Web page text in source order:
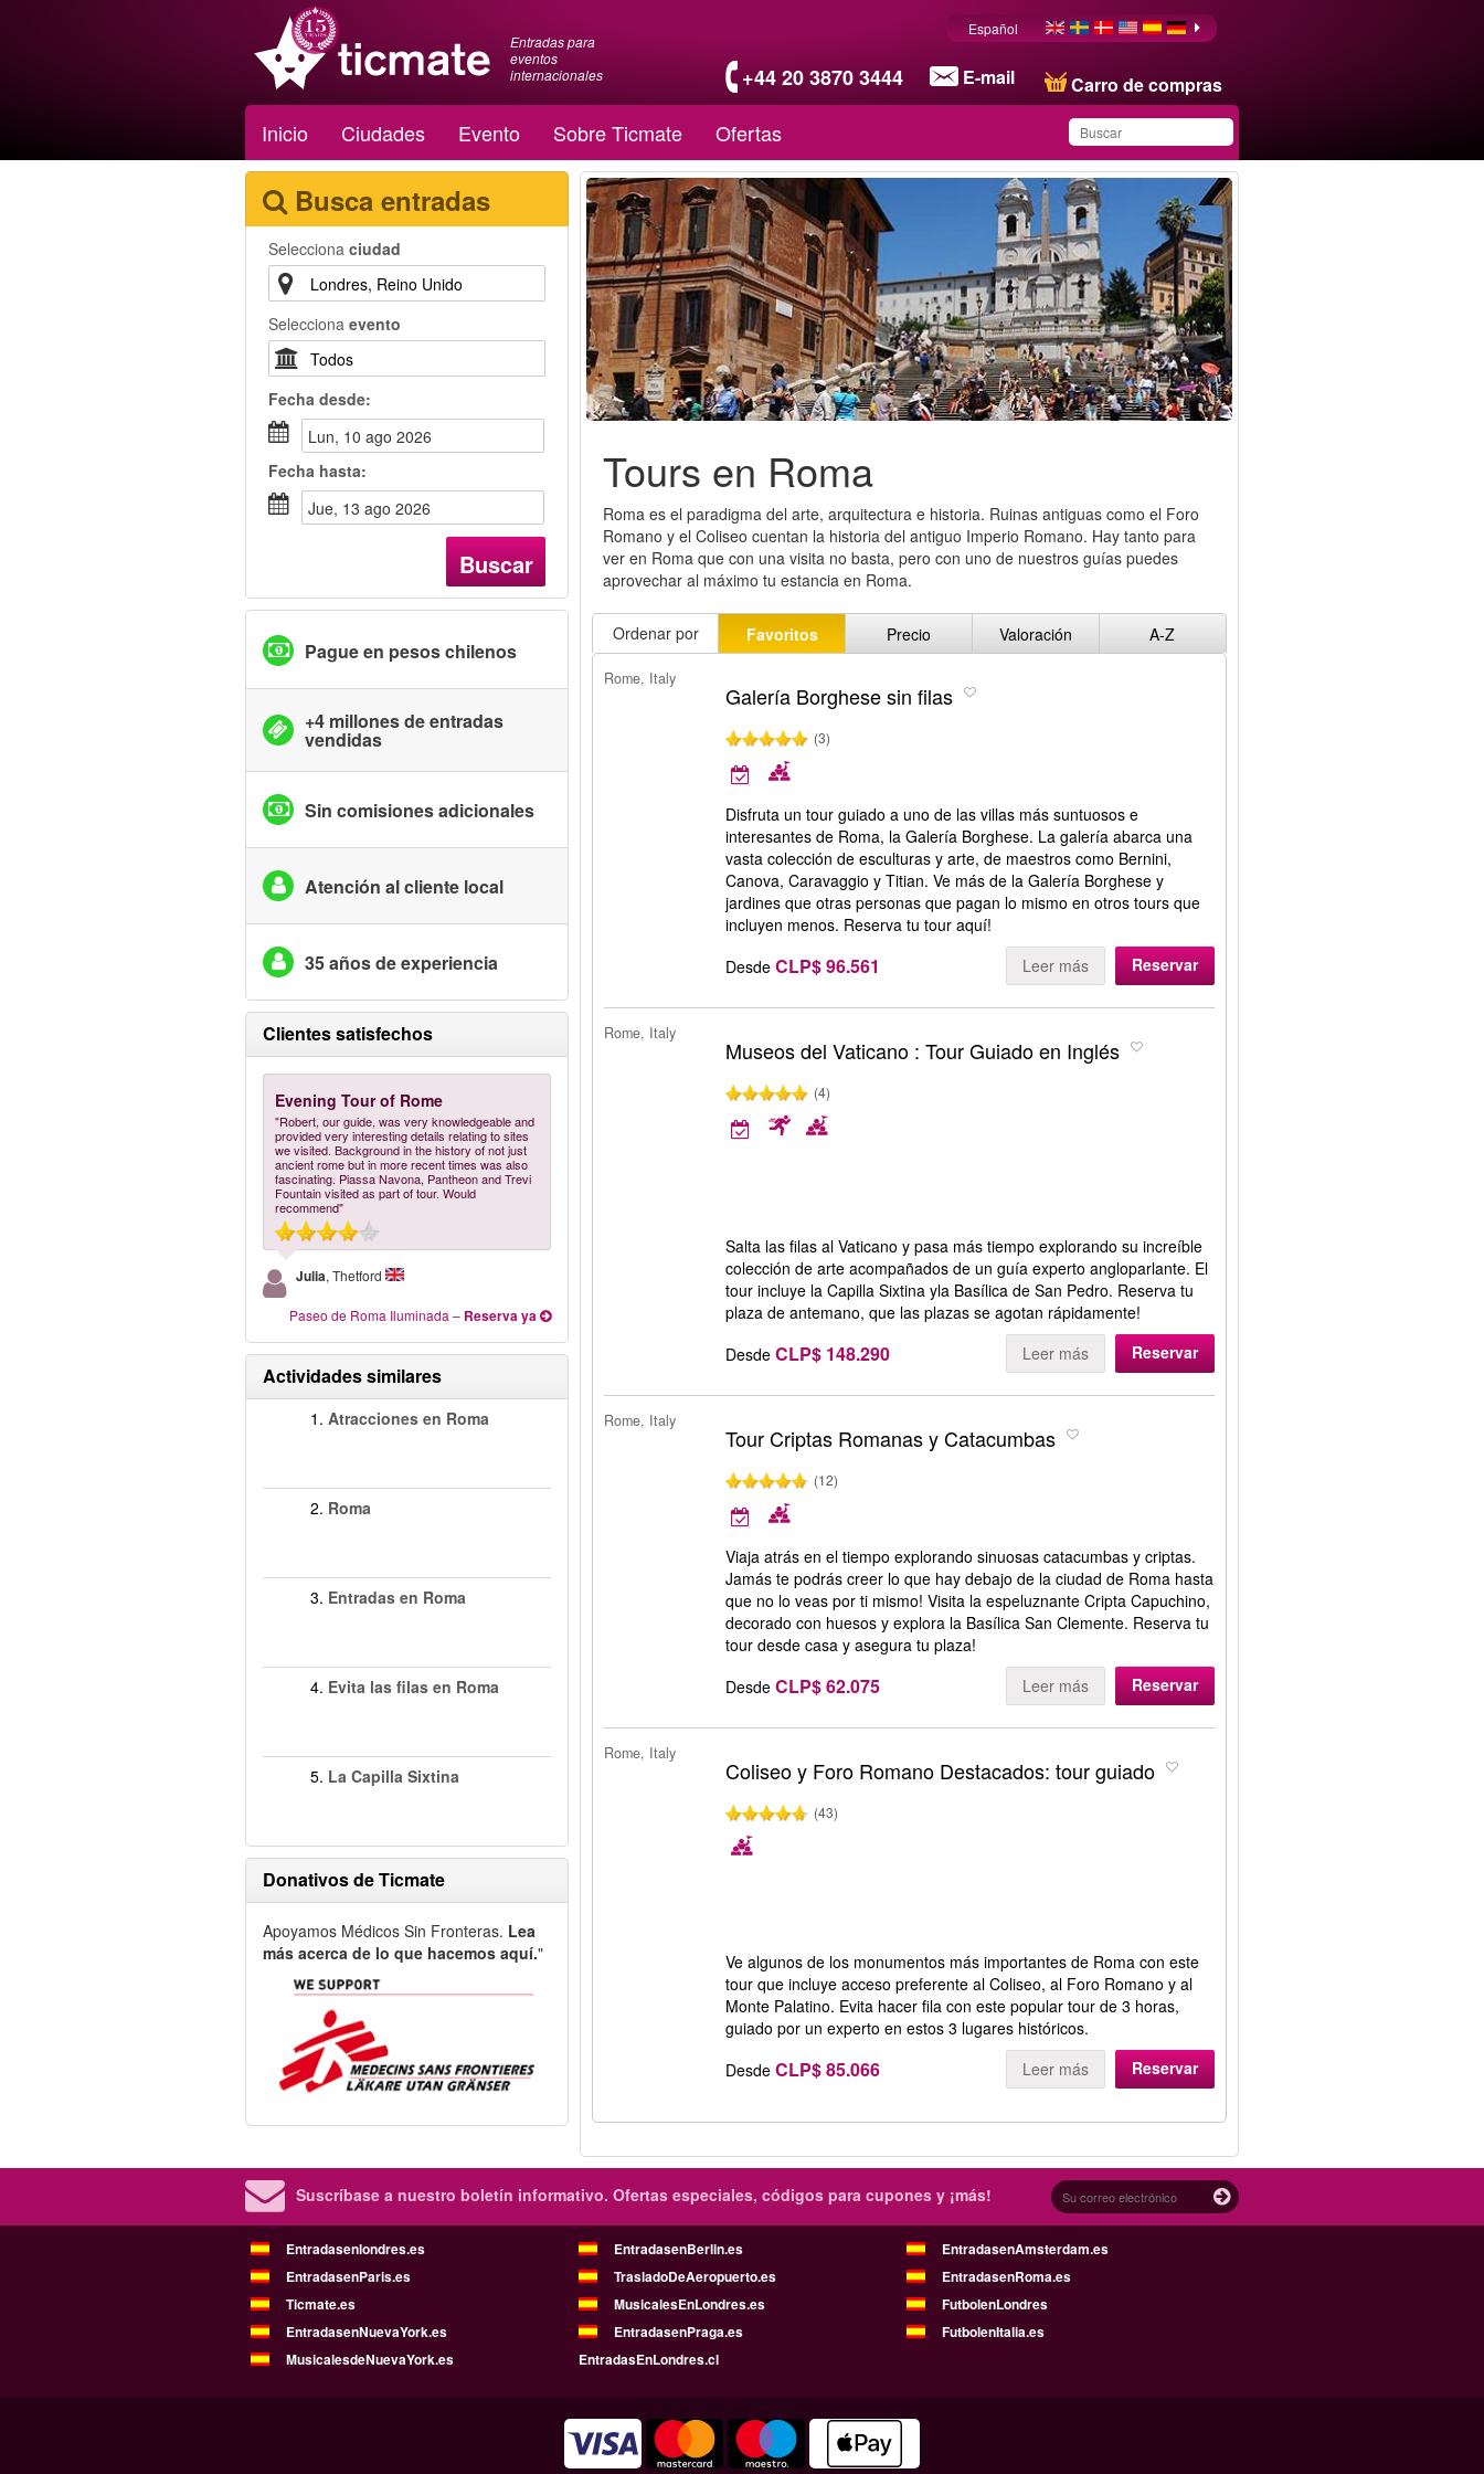
Entradas para
eventos
internacionales
+44 20 3870 3444 E-mail Carro de compras
Español
Inicio Ciudades Evento Sobre Ticmate Ofertas
Ha guardado este
producto en su lista
Busca entradas
Selecciona ciudad
Selecciona evento
Fecha desde:
lun, 10 ago 2026
Fecha hasta:
jue, 13 ago 2026
Buscar
Pague en pesos chilenos
+4 millones de entradas
vendidas
Sin comisiones adicionales
Atención al cliente local
35 años de experiencia
Clientes satisfechos
Evening Tour of Rome
"Robert, our guide, was very knowledgeable and
provided very interesting details relating to sites
we visited. Background in the history of not just
ancient rome but in more recent times was also
fascinating. Piassa Navona, Pantheon and Trevi
Fountain visited as part of tour. Would
recommend"
Julia, Thetford
Paseo de Roma Iluminada – Reserva ya
Actividades similares
1. Atracciones en Roma
2. Roma
3. Entradas en Roma
4. Evita las filas en Roma
5. La Capilla Sixtina
Donativos de Ticmate
Apoyamos Médicos Sin Fronteras. Lea
más acerca de lo que hacemos aquí."
Tours en Roma
Roma es el paradigma del arte, arquitectura e historia. Ruinas antiguas como el Foro
Romano y el Coliseo cuentan la historia del antiguo Imperio Romano. Hay tanto para
ver en Roma que con una visita no basta, pero con uno de nuestros guías puedes
aprovechar al máximo tu estancia en Roma.
Ordenar por Favoritos Precio Valoración A-Z
Rome, Italy
Galería Borghese sin filas
(3)
Disfruta un tour guiado a uno de las villas más suntuosos e
interesantes de Roma, la Galería Borghese. La galería abarca una
vasta colección de esculturas y arte, de maestros como Bernini,
Canova, Caravaggio y Titian. Ve más de la Galería Borghese y
jardines que otras personas que pagan lo mismo en otros tours que
incluyen menos. Reserva tu tour aquí!
Desde CLP$ 96.561 Leer más Reservar
Rome, Italy
Museos del Vaticano : Tour Guiado en Inglés
(4)
Salta las filas al Vaticano y pasa más tiempo explorando su increíble
colección de arte acompañados de un guía experto angloparlante. El
tour incluye la Capilla Sixtina yla Basílica de San Pedro. Reserva tu
plaza de antemano, que las plazas se agotan rápidamente!
Desde CLP$ 148.290 Leer más Reservar
Rome, Italy
Tour Criptas Romanas y Catacumbas
(12)
Viaja atrás en el tiempo explorando sinuosas catacumbas y criptas.
Jamás te podrás creer lo que hay debajo de la ciudad de Roma hasta
que no lo veas por ti mismo! Visita la espeluznante Cripta Capuchino,
decorado con huesos y explora la Basílica San Clemente. Reserva tu
tour desde casa y asegura tu plaza!
Desde CLP$ 62.075 Leer más Reservar
Rome, Italy
Coliseo y Foro Romano Destacados: tour guiado
(43)
Ve algunos de los monumentos más importantes de Roma con este
tour que incluye acceso preferente al Coliseo, al Foro Romano y al
Monte Palatino. Evita hacer fila con este popular tour de 3 horas,
guiado por un experto en estos 3 lugares históricos.
Desde CLP$ 85.066 Leer más Reservar
Suscríbase a nuestro boletín informativo. Ofertas especiales, códigos para cupones y ¡más!
Entradasenlondres.es EntradasenBerlin.es
EntradasenAmsterdam.es
EntradasenParis.es
TrasladoDeAeropuerto.es
EntradasenRoma.es
Ticmate.es
MusicalesEnLondres.es
FutbolenLondres
EntradasenNuevaYork.es
EntradasenPraga.es
FutbolenItalia.es
MusicalesdeNuevaYork.es
EntradasEnLondres.cl